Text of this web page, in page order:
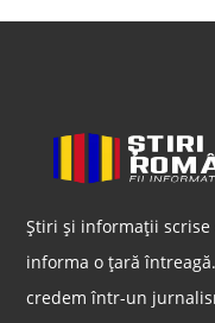
Știri și informații
informa o țară
credem într-un